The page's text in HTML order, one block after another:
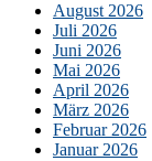
August 2026
Juli 2026
Juni 2026
Mai 2026
April 2026
März 2026
Februar 2026
Januar 2026